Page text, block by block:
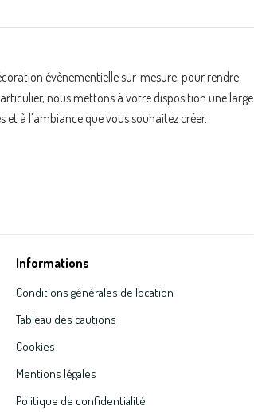
évènementielle sur-mesure, pour rendre
nous mettons à votre disposition une large
à l'ambiance que vous souhaitez créer.
Informations
Conditions générales de location
Tableau des cautions
Cookies
Mentions légales
Politique de confidentialité